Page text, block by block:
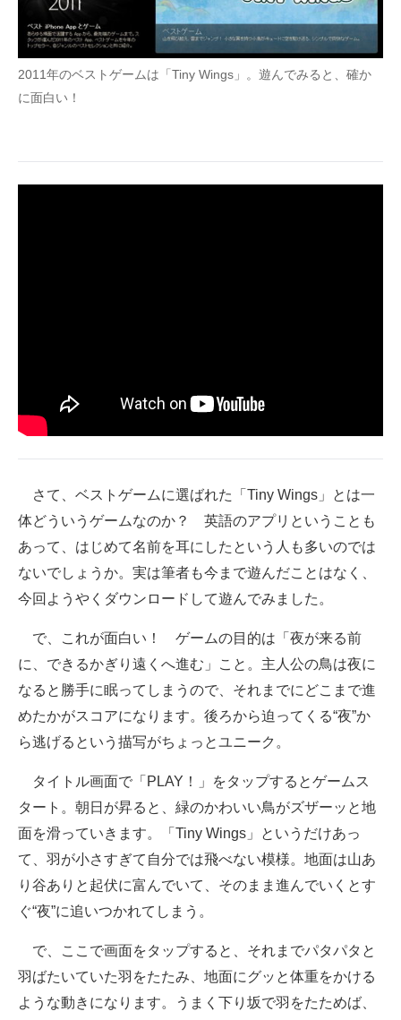
モノづくり技術者専門サイト
エレクトロニクス専門サイト
電子設計の基本と応用
建設×テクノロジーの最前線
2011年のベストゲームは「Tiny Wings」。遊んでみると、確か
に面白い！
さて、ベストゲームに選ばれた「Tiny Wings」とは一
体どういうゲームなのか？ 英語のアプリということも
あって、はじめて名前を耳にしたという人も多いのでは
ないでしょうか。実は筆者も今まで遊んだことはなく、
今回ようやくダウンロードして遊んでみました。
で、これが面白い！ ゲームの目的は「夜が来る前
に、できるかぎり遠くへ進む」こと。主人公の鳥は夜に
なると勝手に眠ってしまうので、それまでにどこまで進
めたかがスコアになります。後ろから迫ってくる“夜”か
ら逃げるという描写がちょっとユニーク。
タイトル画面で「PLAY！」をタップするとゲームス
タート。朝日が昇ると、緑のかわいい鳥がズザーッと地
面を滑っていきます。「Tiny Wings」というだけあっ
て、羽が小さすぎて自分では飛べない模様。地面は山あ
り谷ありと起伏に富んでいて、そのまま進んでいくとす
ぐ“夜”に追いつかれてしまう。
で、ここで画面をタップすると、それまでパタパタと
羽ばたいていた羽をたたみ、地面にグッと体重をかける
ような動きになります。うまく下り坂で羽をたためば、